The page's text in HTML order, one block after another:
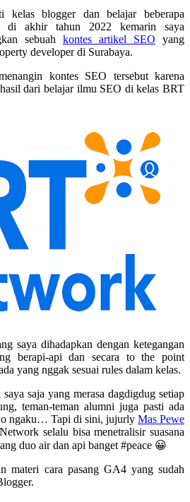
kelas blogger dan belajar beberapa
di akhir tahun 2022 kemarin saya
sebuah kontes artikel SEO yang
developer di Surabaya.
kontes SEO tersebut karena
dari belajar ilmu SEO di kelas BRT
saya dihadapkan dengan ketegangan
berapi-api dan secara to the point
yang nggak sesuai rules dalam kelas.
saja yang merasa dagdigdug setiap
teman-teman alumni juga pasti ada
ngaku… Tapi di sini, jujurly Mas Pewe
selalu bisa menetralisir suasana
duo air dan api banget #peace 😀
materi cara pasang GA4 yang sudah